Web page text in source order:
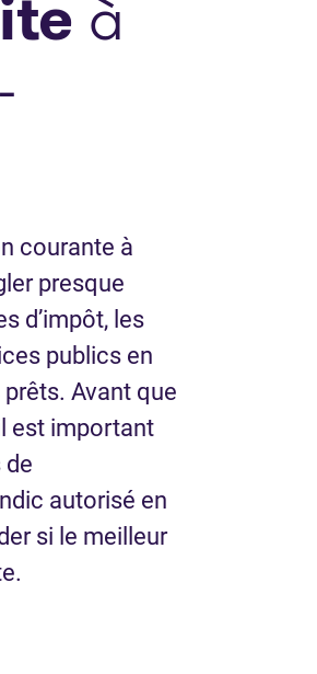
à
courante à
presque
d’impôt, les
publics en
Avant que
est important
de
autorisé en
si le meilleur